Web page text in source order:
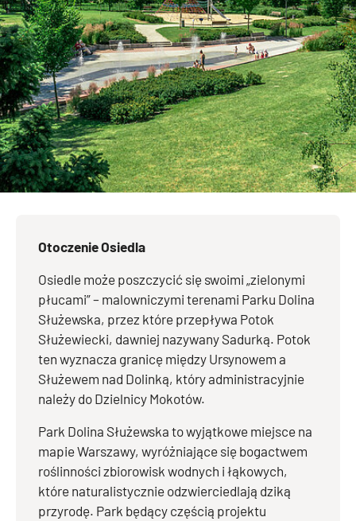
Otoczenie Osiedla
Osiedle może poszczycić się swoimi „zielonymi
płucami” – malowniczymi terenami Parku Dolina
Służewska, przez które przepływa Potok
Służewiecki, dawniej nazywany Sadurką. Potok
ten wyznacza granicę między Ursynowem a
Służewem nad Dolinką, który administracyjnie
należy do Dzielnicy Mokotów.
Park Dolina Służewska to wyjątkowe miejsce na
mapie Warszawy, wyróżniające się bogactwem
roślinności zbiorowisk wodnych i łąkowych,
które naturalistycznie odzwierciedlają dziką
przyrodę. Park będący częścią projektu